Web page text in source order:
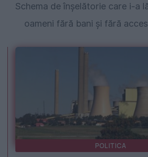
Schema de înșelătorie care i-a
oameni fără bani și fără
POLITICA